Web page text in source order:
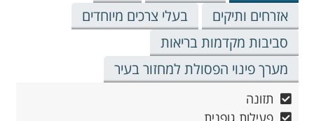
אזרחים ותיקים
בעלי צרכים מיוחדים
סביבות מקדמות בריאות
מערך פינוי הפסולת למחזור בעיר
תזונה
פעילות גופנית